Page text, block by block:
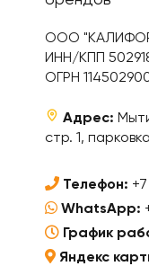
ООО
ИНН/КПП
ОГРН
Адрес:
стр. 1,
Телефон:
WhatsApp:
График
Яндекс